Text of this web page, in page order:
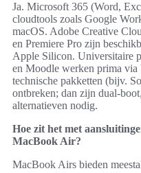
Ja. Microsoft 365 (Word,
cloudtools zoals Google
macOS. Adobe Creative
en Premiere Pro zijn
Apple Silicon. Universitaire
en Moodle werken prima via
technische pakketten (bijv.
ontbreken; dan zijn dual-
alternatieven nodig.
Hoe zit het met
MacBook Air?
MacBook Airs bieden